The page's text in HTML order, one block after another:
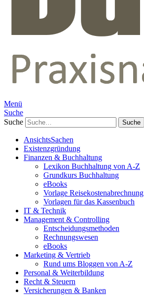
Menü
Suche
Suche
AnsichtsSachen
Existenzgründung
Finanzen & Buchhaltung
Lexikon Buchhaltung von A-Z
Grundkurs Buchhaltung
eBooks
Vorlage Reisekostenabrechnung
Vorlagen für das Kassenbuch
IT & Technik
Management & Controlling
Entscheidungsmethoden
Rechnungswesen
eBooks
Marketing & Vertrieb
Rund ums Bloggen von A-Z
Personal & Weiterbildung
Recht & Steuern
Versicherungen & Banken